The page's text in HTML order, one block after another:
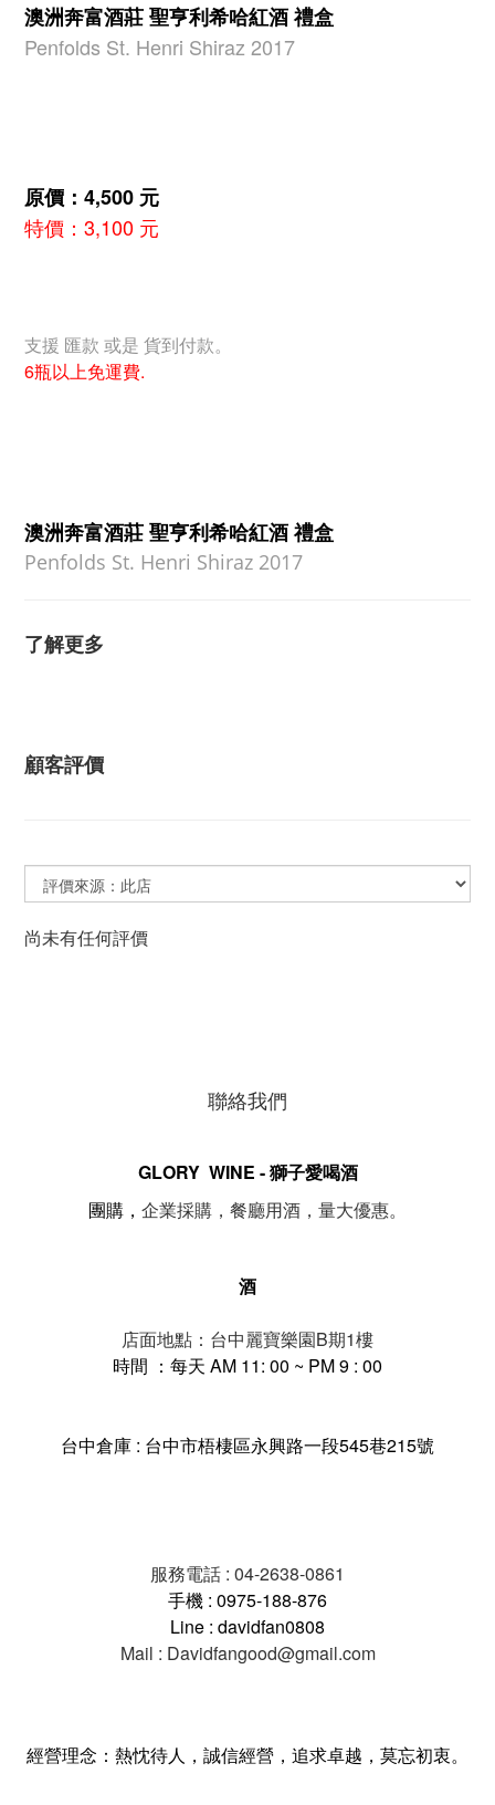
澳洲奔富酒莊 聖亨利希哈紅酒 禮盒
Penfolds St. Henri Shiraz 2017
原價：4,500 元
特價：3,100 元
支援 匯款 或是 貨到付款。
6瓶以上免運費.
澳洲奔富酒莊 聖亨利希哈紅酒 禮盒
Penfolds St. Henri Shiraz 2017
了解更多
顧客評價
尚未有任何評價
聯絡我們
GLORY WINE - 獅子愛喝酒
團購， 企業採購，餐廳用酒，量大優惠。
酒
店面地點：台中麗寶樂園B期1樓
時間 ：每天 AM 11: 00 ~ PM 9 : 00
台中倉庫 : 台中市梧棲區永興路一段545巷215號
服務電話 : 04-2638-0861
手機 : 0975-188-876
Line : davidfan0808
Mail : Davidfangood@gmail.com
經營理念：熱忱待人，誠信經營，追求卓越，莫忘初衷。